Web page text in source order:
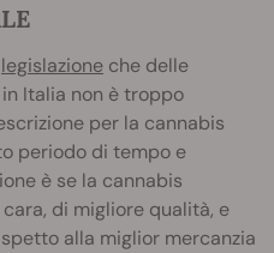
legislazione che delle
Italia non è troppo
per la cannabis
periodo di tempo e
è se la cannabis
di migliore qualità, e
alla miglior mercanzia